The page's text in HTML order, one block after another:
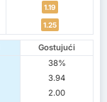
1.19
1.25
Gostujući
38%
3.94
2.00